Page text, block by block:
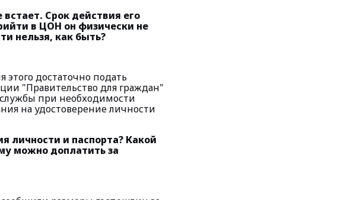
Срок действия его
в ЦОН он физически не
нельзя, как быть?
этого достаточно подать
"Правительство для граждан"
при необходимости
на удостоверение личности
лич­ности и пас­порта? Какой
можно доплатить за